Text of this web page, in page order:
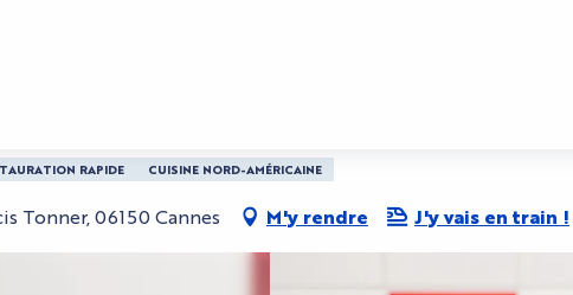
Cannes Cineum
Cannes Cineum
RAPIDE CUISINE NORD-AMÉRICAINE
Tonner, 06150 Cannes M'y rendre J'y vais en train !